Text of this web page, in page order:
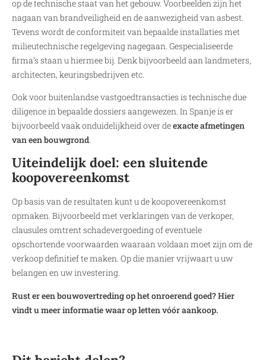
op de technische staat van het gebouw. Voorbeelden zijn het
nagaan van brandveiligheid en de aanwezigheid van asbest.
Tevens wordt de conformiteit van bepaalde installaties met
milieutechnische regelgeving nagegaan. Gespecialiseerde
firma’s staan u hiermee bij. Denk bijvoorbeeld aan landmeters,
architecten, keuringsbedrijven etc.
Ook voor buitenlandse vastgoedtransacties is technische due
diligence in bepaalde dossiers aangewezen. In Spanje is er
bijvoorbeeld vaak onduidelijkheid over deexacte afmetingen
van een bouwgrond.
Uiteindelijk doel: een sluitende
koopovereenkomst
Op basis van de resultaten kunt u de koopovereenkomst
opmaken. Bijvoorbeeld met verklaringen van de verkoper,
clausules omtrent schadevergoeding of eventuele
opschortende voorwaarden waaraan voldaan moet zijn om de
verkoop definitief te maken. Op die manier vrijwaart u uw
belangen en uw investering.
Rust er een bouwovertreding op het onroerend goed? Hier
vindt u meer informatie waar op letten vóór aankoop.